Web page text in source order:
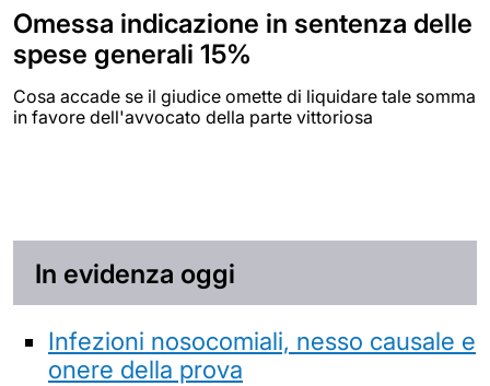
Omessa indicazione in sentenza delle
spese generali 15%
Cosa accade se il giudice omette di liquidare tale somma
in favore dell'avvocato della parte vittoriosa
In evidenza oggi
Infezioni nosocomiali, nesso causale e
onere della prova